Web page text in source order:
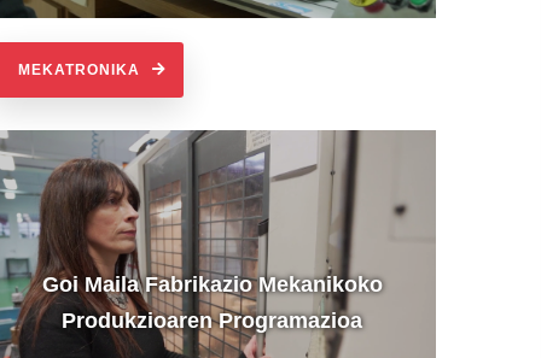
MEKATRONIKA
Goi Maila Fabrikazio Mekanikoko
Produkzioaren Programazioa